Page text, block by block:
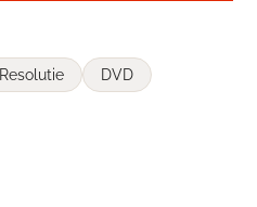
Resolutie
DVD